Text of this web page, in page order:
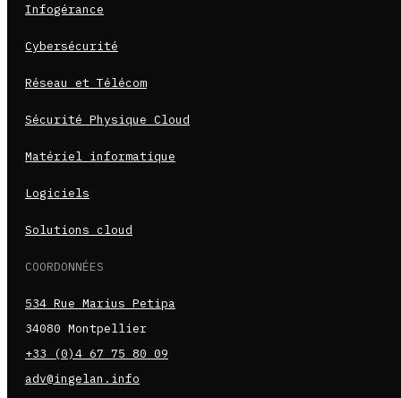
Infogérance
Cybersécurité
Réseau et Télécom
Sécurité Physique Cloud
Matériel informatique
Logiciels
Solutions cloud
COORDONNÉES
534 Rue Marius Petipa
34080 Montpellier
+33 (0)4 67 75 80 09
adv@ingelan.info